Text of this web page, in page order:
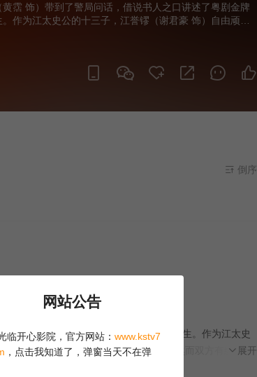
霑 饰）带到了警局问话，借说书人之口讲述了粤剧金牌
作为江太史公的十三子，江誉镠（谢君豪 饰）自由顽
已经年事已高，他便天天去看戏，从不受戏班老板薛老五
，人送绰号——南海十三郎。然而，时局动荡，他到了江西
俗之作，愤然出手，不欢而散。这时一次车祸，让他与昔
疯了……
倒序
剧金牌编剧——南海十三郎艺海浮沉的一生。作为江太史
上海的千金小姐莉莉（吴绮莉 饰），然而双方有缘相
中，他已被学校除名。当时太史公已经年事已高，他
展开
网站公告
临开心影院，官方网站： www.kstv7
，点击我知道了，弹窗当天不在弹